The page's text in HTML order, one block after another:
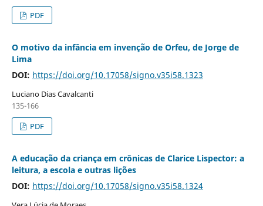
PDF
O motivo da infância em invenção de Orfeu, de Jorge de
Lima
DOI: https://doi.org/10.17058/signo.v35i58.1323
Luciano Dias Cavalcanti
135-166
PDF
A educação da criança em crônicas de Clarice Lispector: a
leitura, a escola e outras lições
DOI: https://doi.org/10.17058/signo.v35i58.1324